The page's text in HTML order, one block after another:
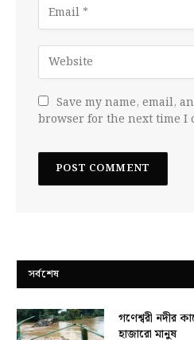
Save my name, email,
browser for the next time I
সর্বশেষ
গণেশ্বরী নদীর
হাজারো মানুষ